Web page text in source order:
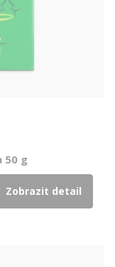
50 g
Zobrazit detail